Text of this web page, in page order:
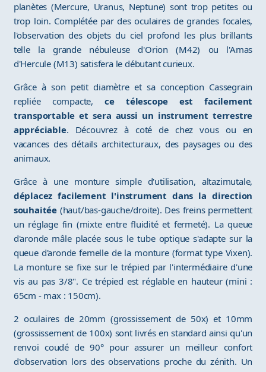
planètes (Mercure, Uranus, Neptune) sont trop petites ou
trop loin. Complétée par des oculaires de grandes focales,
l'observation des objets du ciel profond les plus brillants
telle la grande nébuleuse d'Orion (M42) ou l'Amas
d'Hercule (M13) satisfera le débutant curieux.
Grâce à son petit diamètre et sa conception Cassegrain
repliée compacte,ce télescope est facilement
transportable et sera aussi un instrument terrestre
appréciable. Découvrez à coté de chez vous ou en
vacances des détails architecturaux, des paysages ou des
animaux.
Grâce à une monture simple d'utilisation, altazimutale,
déplacez facilement l'instrument dans la direction
souhaitée (haut/bas-gauche/droite). Des freins permettent
un réglage fin (mixte entre fluidité et fermeté). La queue
d'aronde mâle placée sous le tube optique s'adapte sur la
queue d'aronde femelle de la monture (format type Vixen).
La monture se fixe sur le trépied par l'intermédiaire d'une
vis au pas 3/8". Ce trépied est réglable en hauteur (mini :
65cm - max : 150cm).
2 oculaires de 20mm (grossissement de 50x) et 10mm
(grossissement de 100x) sont livrés en standard ainsi qu'un
renvoi coudé de 90° pour assurer un meilleur confort
d'observation lors des observations proche du zénith. Un